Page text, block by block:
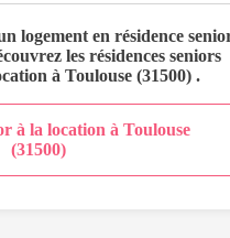
logement en résidence
les résidences seniors
à Toulouse (31500).
à la location à Toulouse
(31500)